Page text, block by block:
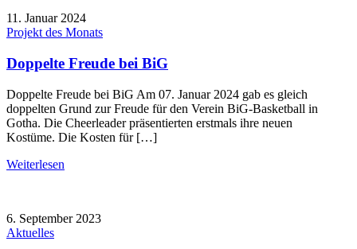
11. Januar 2024
Projekt des Monats
Doppelte Freude bei BiG
Doppelte Freude bei BiG Am 07. Januar 2024 gab es gleich
doppelten Grund zur Freude für den Verein BiG-Basketball in
Gotha. Die Cheerleader präsentierten erstmals ihre neuen
Kostüme. Die Kosten für […]
Weiterlesen
6. September 2023
Aktuelles